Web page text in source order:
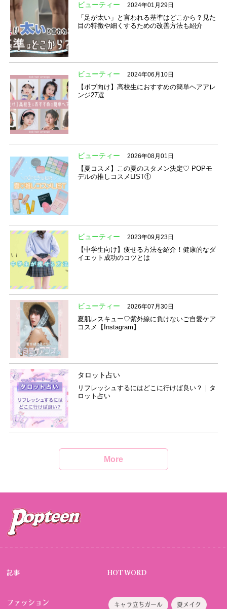
ビューティー 2024年01月29日
「足が太い」と言われる基準はどこから？見た
目の特徴や細くするための改善方法も紹介
ビューティー 2024年06月10日
【ボブ向け】高校生におすすめの簡単ヘアアレ
ンジ27選
ビューティー 2026年08月01日
【夏コスメ】この夏のスタメン決定♡ POPモ
デルの推しコスメLIST①
ビューティー 2023年09月23日
【中学生向け】痩せる方法を紹介！健康的なダ
イエット成功のコツとは
ビューティー 2026年07月30日
夏肌レスキュー♡紫外線に負けないご自愛ケア
コスメ【Instagram】
タロット占い
リフレッシュするにはどこに行けば良い？｜タ
ロット占い
More
記事
ファッション
HOT WORD
キャラ立ちガール 夏メイク